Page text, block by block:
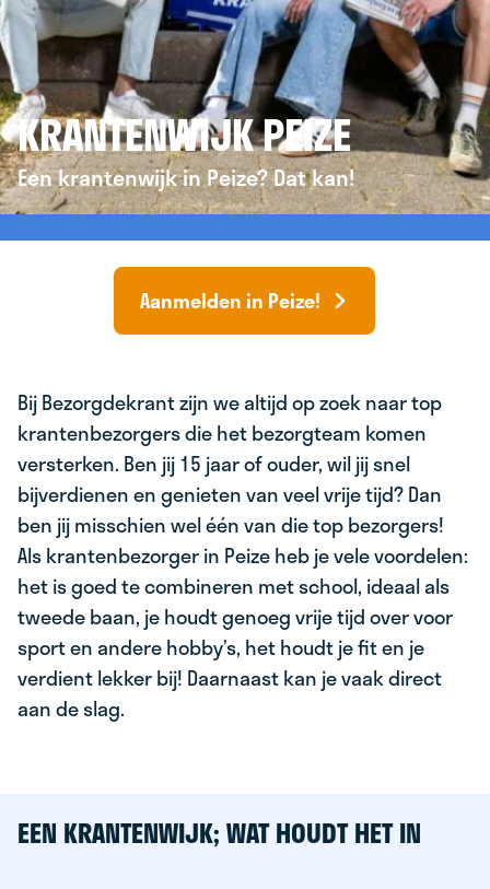
KRANTENWIJK PEIZE
Een krantenwijk in Peize? Dat kan!
Aanmelden in Peize!
Bij Bezorgdekrant zijn we altijd op zoek naar top
krantenbezorgers die het bezorgteam komen
versterken. Ben jij 15 jaar of ouder, wil jij snel
bijverdienen en genieten van veel vrije tijd? Dan
ben jij misschien wel één van die top bezorgers!
Als krantenbezorger in Peize heb je vele voordelen:
het is goed te combineren met school, ideaal als
tweede baan, je houdt genoeg vrije tijd over voor
sport en andere hobby’s, het houdt je fit en je
verdient lekker bij! Daarnaast kan je vaak direct
aan de slag.
EEN KRANTENWIJK; WAT HOUDT HET IN